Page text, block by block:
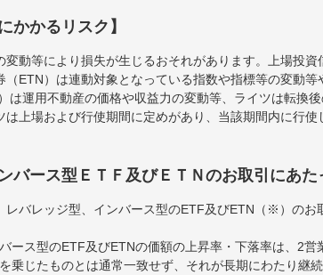
かかるリスク】
変動等により損失が生じるおそれがあります。上場投
（ETN）は連動対象となっている指数や指標等の変動
は運用不動産の価格や収益力の変動等、ライツは転換
上場および行使期間に定めがあり、当該期間内に行
バース型ＥＴＦ及びＥＴＮのお取引にあた
レバレッジ型、インバース型のETF及びETN（※）のお
ース型のETF及びETNの価額の上昇率・下落率は、2
乗じたものとは通常一致せず、それが長期にわたり継